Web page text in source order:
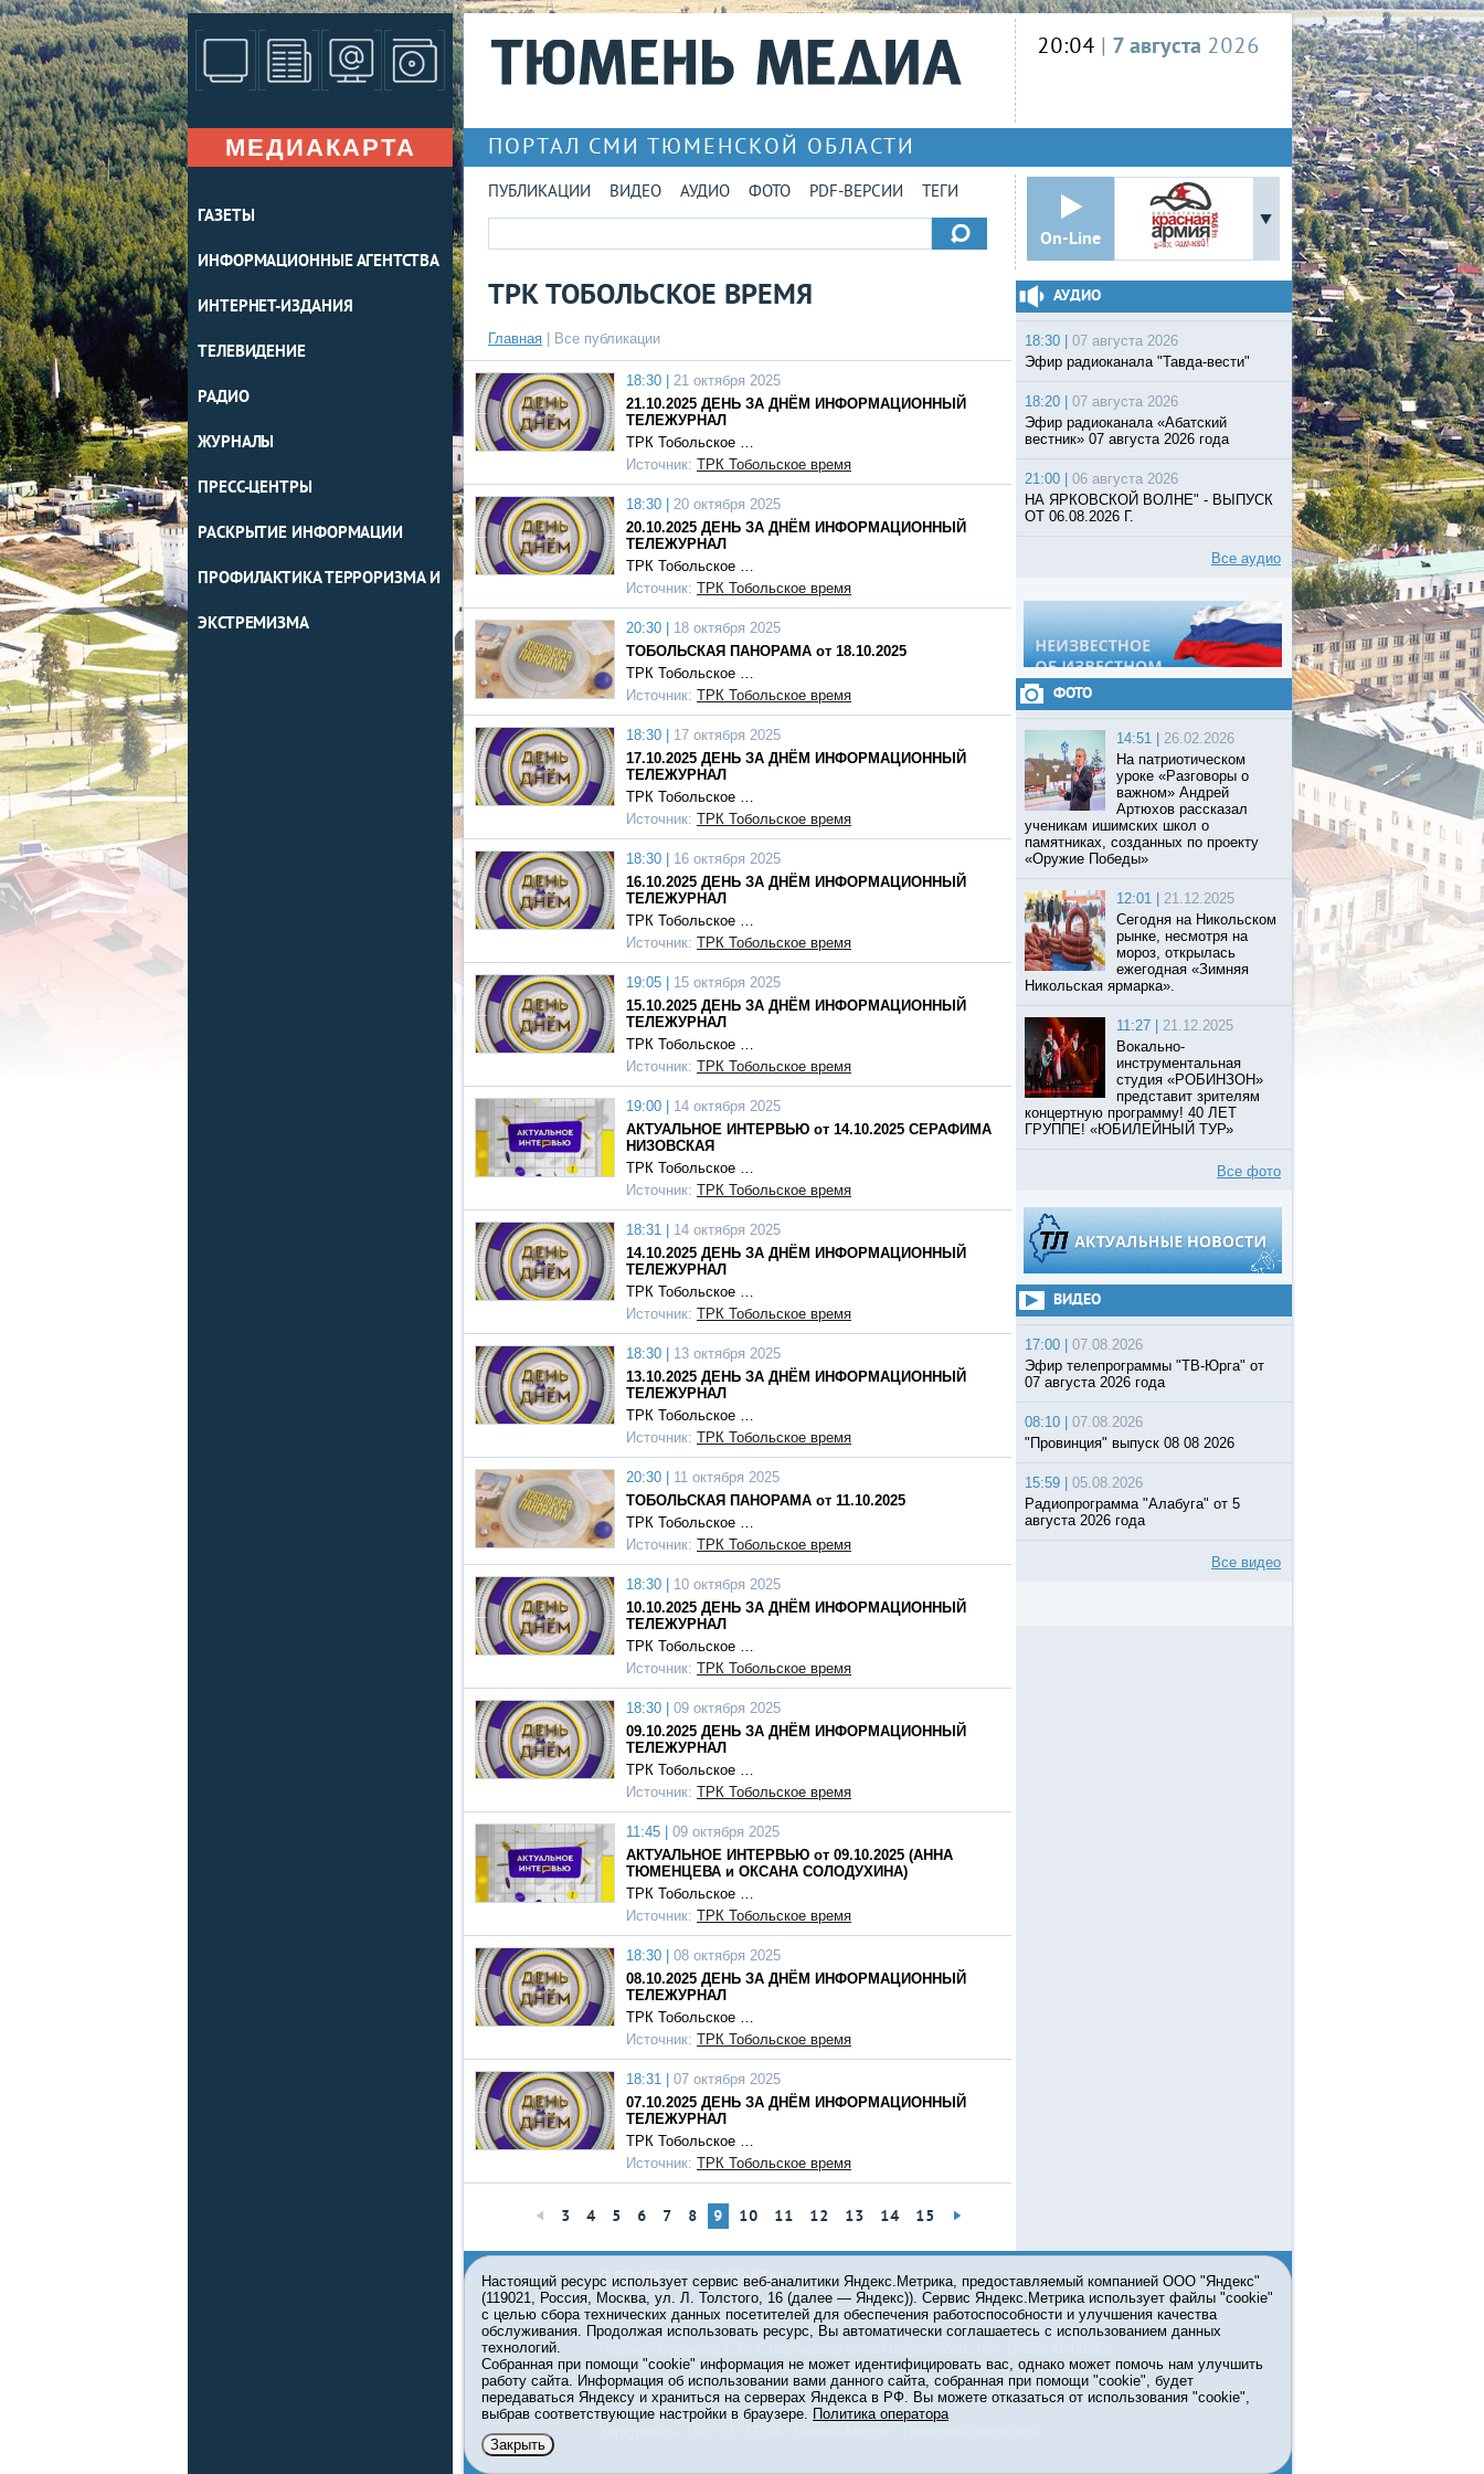
МЕДИАКАРТА
ГАЗЕТЫ
ИНФОРМАЦИОННЫЕ АГЕНТСТВА
ИНТЕРНЕТ-ИЗДАНИЯ
ТЕЛЕВИДЕНИЕ
РАДИО
ЖУРНАЛЫ
ПРЕСС-ЦЕНТРЫ
РАСКРЫТИЕ ИНФОРМАЦИИ
ПРОФИЛАКТИКА ТЕРРОРИЗМА И
ЭКСТРЕМИЗМА
20:04 | 7 августа 2026
ПОРТАЛ СМИ ТЮМЕНСКОЙ ОБЛАСТИ
ПУБЛИКАЦИИ ВИДЕО АУДИО ФОТО PDF-ВЕРСИИ ТЕГИ
On-Line
ТРК ТОБОЛЬСКОЕ ВРЕМЯ
Главная Все публикации
18:30 |
21 октября 2025
21.10.2025 ДЕНЬ ЗА ДНЁМ ИНФОРМАЦИОННЫЙ
ТЕЛЕЖУРНАЛ
ТРК Тобольское …
Источник: ТРК Тобольское время
18:30 |
20 октября 2025
20.10.2025 ДЕНЬ ЗА ДНЁМ ИНФОРМАЦИОННЫЙ
ТЕЛЕЖУРНАЛ
ТРК Тобольское …
Источник: ТРК Тобольское время
20:30 |
18 октября 2025
ТОБОЛЬСКАЯ ПАНОРАМА от 18.10.2025
ТРК Тобольское …
Источник: ТРК Тобольское время
18:30 |
17 октября 2025
17.10.2025 ДЕНЬ ЗА ДНЁМ ИНФОРМАЦИОННЫЙ
ТЕЛЕЖУРНАЛ
ТРК Тобольское …
Источник: ТРК Тобольское время
18:30 |
16 октября 2025
16.10.2025 ДЕНЬ ЗА ДНЁМ ИНФОРМАЦИОННЫЙ
ТЕЛЕЖУРНАЛ
ТРК Тобольское …
Источник: ТРК Тобольское время
19:05 |
15 октября 2025
15.10.2025 ДЕНЬ ЗА ДНЁМ ИНФОРМАЦИОННЫЙ
ТЕЛЕЖУРНАЛ
ТРК Тобольское …
Источник: ТРК Тобольское время
19:00 |
14 октября 2025
АКТУАЛЬНОЕ ИНТЕРВЬЮ от 14.10.2025 СЕРАФИМА
НИЗОВСКАЯ
ТРК Тобольское …
Источник: ТРК Тобольское время
18:31 |
14 октября 2025
14.10.2025 ДЕНЬ ЗА ДНЁМ ИНФОРМАЦИОННЫЙ
ТЕЛЕЖУРНАЛ
ТРК Тобольское …
Источник: ТРК Тобольское время
18:30 |
13 октября 2025
13.10.2025 ДЕНЬ ЗА ДНЁМ ИНФОРМАЦИОННЫЙ
ТЕЛЕЖУРНАЛ
ТРК Тобольское …
Источник: ТРК Тобольское время
20:30 |
11 октября 2025
ТОБОЛЬСКАЯ ПАНОРАМА от 11.10.2025
ТРК Тобольское …
Источник: ТРК Тобольское время
18:30 |
10 октября 2025
10.10.2025 ДЕНЬ ЗА ДНЁМ ИНФОРМАЦИОННЫЙ
ТЕЛЕЖУРНАЛ
ТРК Тобольское …
Источник: ТРК Тобольское время
18:30 |
09 октября 2025
09.10.2025 ДЕНЬ ЗА ДНЁМ ИНФОРМАЦИОННЫЙ
ТЕЛЕЖУРНАЛ
ТРК Тобольское …
Источник: ТРК Тобольское время
11:45 |
09 октября 2025
АКТУАЛЬНОЕ ИНТЕРВЬЮ от 09.10.2025 (АННА
ТЮМЕНЦЕВА и ОКСАНА СОЛОДУХИНА)
ТРК Тобольское …
Источник: ТРК Тобольское время
18:30 |
08 октября 2025
08.10.2025 ДЕНЬ ЗА ДНЁМ ИНФОРМАЦИОННЫЙ
ТЕЛЕЖУРНАЛ
ТРК Тобольское …
Источник: ТРК Тобольское время
18:31 |
07 октября 2025
07.10.2025 ДЕНЬ ЗА ДНЁМ ИНФОРМАЦИОННЫЙ
ТЕЛЕЖУРНАЛ
ТРК Тобольское …
Источник: ТРК Тобольское время
3 4 5 6 7 8 9 10 11 12 13 14 15
АУДИО
18:30 |
07 августа 2026
Эфир радиоканала "Тавда-вести"
18:20 |
07 августа 2026
Эфир радиоканала «Абатский
вестник» 07 августа 2026 года
21:00 |
06 августа 2026
НА ЯРКОВСКОЙ ВОЛНЕ" - ВЫПУСК
ОТ 06.08.2026 Г.
Все аудио
ФОТО
14:51 |
26.02.2026
На патриотическом
уроке «Разговоры о
важном» Андрей
Артюхов рассказал
ученикам ишимских школ о
памятниках, созданных по проекту
«Оружие Победы»
12:01 |
21.12.2025
Сегодня на Никольском
рынке, несмотря на
мороз, открылась
ежегодная «Зимняя
Никольская ярмарка».
11:27 |
21.12.2025
Вокально-
инструментальная
студия «РОБИНЗОН»
представит зрителям
концертную программу! 40 ЛЕТ
ГРУППЕ! «ЮБИЛЕЙНЫЙ ТУР»
Все фото
ВИДЕО
17:00 |
07.08.2026
Эфир телепрограммы "ТВ-Юрга" от
07 августа 2026 года
08:10 |
07.08.2026
"Провинция" выпуск 08 08 2026
15:59 |
05.08.2026
Радиопрограмма "Алабуга" от 5
августа 2026 года
Все видео
О ПРОЕКТЕ КОНТАКТЫ
© 2001-2026 Сетевое издание Тюмень Медиа. При использовании материалов ссылка
обязательна.
Информационная лента выходит при финансовой поддержке правительства Тюменской
области. Свидетельство о регистрации СМИ ЭЛ №ФС 77-67413 от 13.10.2016 выдано
Федеральной службой по надзору в сфере связи, информационных технологий и массовых
коммуникаций (Роскомнадзор).
Настоящий ресурс использует сервис веб-аналитики Яндекс.Метрика, предоставляемый компанией ООО "Яндекс"
(119021, Россия, Москва, ул. Л. Толстого, 16 (далее — Яндекс)). Сервис Яндекс.Метрика использует файлы "cookie"
с целью сбора технических данных посетителей для обеспечения работоспособности и улучшения качества
обслуживания. Продолжая использовать ресурс, Вы автоматически соглашаетесь с использованием данных
технологий.
Собранная при помощи "cookie" информация не может идентифицировать вас, однако может помочь нам улучшить
работу сайта. Информация об использовании вами данного сайта, собранная при помощи "cookie", будет
передаваться Яндексу и храниться на серверах Яндекса в РФ. Вы можете отказаться от использования "cookie",
выбрав соответствующие настройки в браузере. Политика оператора
Закрыть